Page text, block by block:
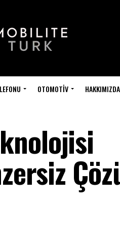
OTOMOTIV HAKKIMIZDA